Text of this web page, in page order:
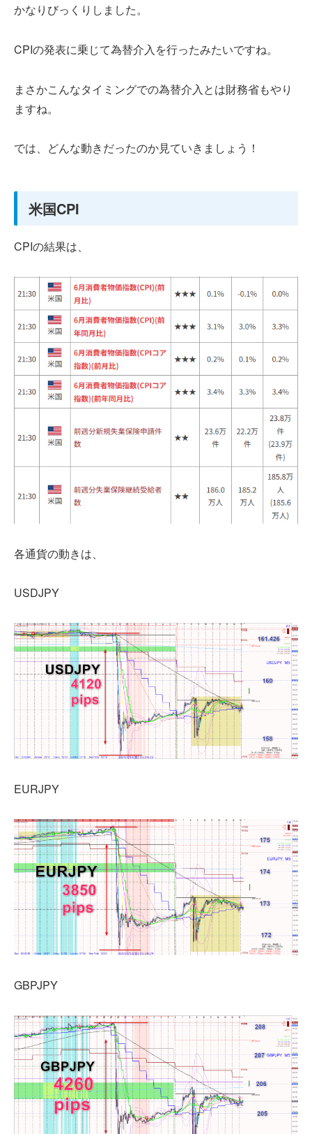
かなりびっくりしました。
CPIの発表に乗じて為替介入を行ったみたいですね。
まさかこんなタイミングでの為替介入とは財務省もやり
ますね。
では、どんな動きだったのか見ていきましょう！
米国CPI
CPIの結果は、
各通貨の動きは、
USDJPY
EURJPY
GBPJPY